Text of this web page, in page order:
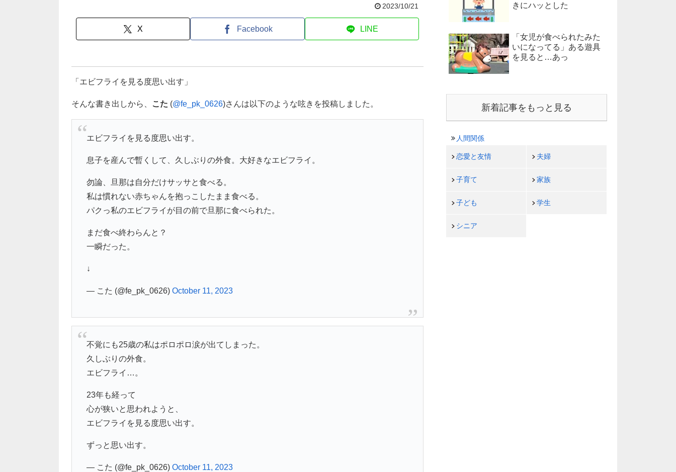
2023/10/21
X Facebook LINE
「エビフライを見る度思い出す」
そんな書き出しから、 こた (@fe_pk_0626)さんは以下のような呟きを投稿しました。
エビフライを見る度思い出す。
息子を産んで暫くして、久しぶりの外食。大好きなエビフライ。
勿論、旦那は自分だけサッサと食べる。
私は慣れない赤ちゃんを抱っこしたまま食べる。
パクっ私のエビフライが目の前で旦那に食べられた。
まだ食べ終わらんと？
一瞬だった。
↓
— こた (@fe_pk_0626) October 11, 2023
不覚にも25歳の私はポロポロ涙が出てしまった。
久しぶりの外食。
エビフライ…。
23年も経って
心が狭いと思われようと、
エビフライを見る度思い出す。
ずっと思い出す。
— こた (@fe_pk_0626) October 11, 2023
きにハッとした
「女児が食べられたみた
いになってる」ある遊具
を見ると…あっ
新着記事をもっと見る
人間関係
恋愛と友情 夫婦
子育て 家族
子ども 学生
シニア